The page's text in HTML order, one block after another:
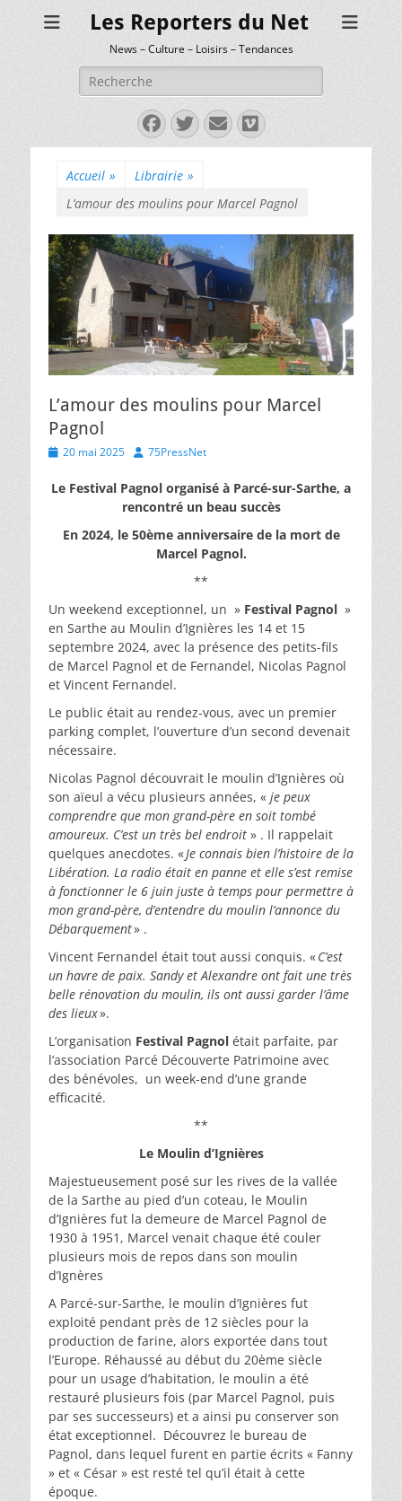
Les Reporters du Net
News – Culture – Loisirs – Tendances
Rechercher :
Facebook
Twitter
E-
mail
Vimeo
Accueil » Librairie »
L’amour des moulins pour Marcel Pagnol
L’amour des moulins pour Marcel
Pagnol
Posted
20 mai 2025 Author
75PressNet
Le Festival Pagnol organisé à Parcé-sur-Sarthe, a
rencontré un beau succès
En 2024, le 50ème anniversaire de la mort de
Marcel Pagnol.
**
Un weekend exceptionnel, un » Festival Pagnol »
en Sarthe au Moulin d’Ignières les 14 et 15
septembre 2024, avec la présence des petits-fils
de Marcel Pagnol et de Fernandel, Nicolas Pagnol
et Vincent Fernandel.
Le public était au rendez-vous, avec un premier
parking complet, l’ouverture d’un second devenait
nécessaire.
Nicolas Pagnol découvrait le moulin d’Ignières où
son aïeul a vécu plusieurs années, « je peux
comprendre que mon grand-père en soit tombé
amoureux. C’est un très bel endroit » . Il rappelait
quelques anecdotes. «Je connais bien l’histoire de la
Libération. La radio était en panne et elle s’est remise
à fonctionner le 6 juin juste à temps pour permettre à
mon grand-père, d’entendre du moulin l’annonce du
Débarquement» .
Vincent Fernandel était tout aussi conquis. «C’est
un havre de paix. Sandy et Alexandre ont fait une très
belle rénovation du moulin, ils ont aussi garder l’âme
des lieux».
L’organisation Festival Pagnol était parfaite, par
l’association Parcé Découverte Patrimoine avec
des bénévoles, un week-end d’une grande
efficacité.
**
Le Moulin d’Ignières
Majestueusement posé sur les rives de la vallée
de la Sarthe au pied d’un coteau, le Moulin
d’Ignières fut la demeure de Marcel Pagnol de
1930 à 1951, Marcel venait chaque été couler
plusieurs mois de repos dans son moulin
d’Ignères
A Parcé-sur-Sarthe, le moulin d’Ignières fut
exploité pendant près de 12 siècles pour la
production de farine, alors exportée dans tout
l’Europe. Réhaussé au début du 20ème siècle
pour un usage d’habitation, le moulin a été
restauré plusieurs fois (par Marcel Pagnol, puis
par ses successeurs) et a ainsi pu conserver son
état exceptionnel. Découvrez le bureau de
Pagnol, dans lequel furent en partie écrits « Fanny
» et « César » est resté tel qu’il était à cette
époque.